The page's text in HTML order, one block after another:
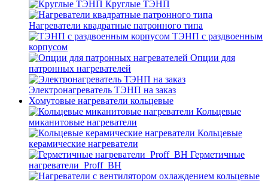
Круглые ТЭНП
Нагреватели квадратные патронного типа
ТЭНП с раздвоенным
корпусом
Опции для
патронных нагревателей
Электронагреватель ТЭНП на заказ
Хомутовые нагреватели кольцевые
Кольцевые
миканитовые нагреватели
Кольцевые
керамические нагреватели
Герметичные
нагреватели_Proff_BH